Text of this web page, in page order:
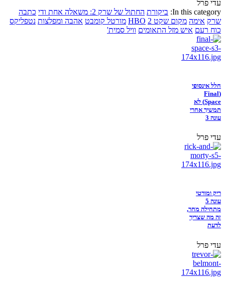
עדי פרל
In this category: ביקורת החתול של שרק 2: משאלה אחת ודי
כתבה
שרק אימה מקום שקט 2 HBO מורטל קומבט אהבה ומפלצות נטפליקס
כוח רעם איש מזל התאומים וויל סמית'
חלל אינסופי
(Final
Space) לא
תמשיך אחרי
עונה 3
עדי פרל
ריק ומורטי
עונה 5
מתחילה מחר,
זה מה שצריך
לדעת
עדי פרל